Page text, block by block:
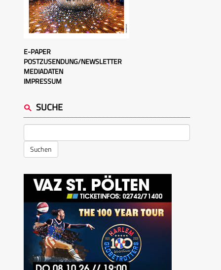
E-PAPER
POSTZUSENDUNG/NEWSLETTER
MEDIADATEN
IMPRESSUM
SUCHE
Suchen